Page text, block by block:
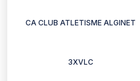
CA CLUB ATLETISME ALGINET
3XVLC